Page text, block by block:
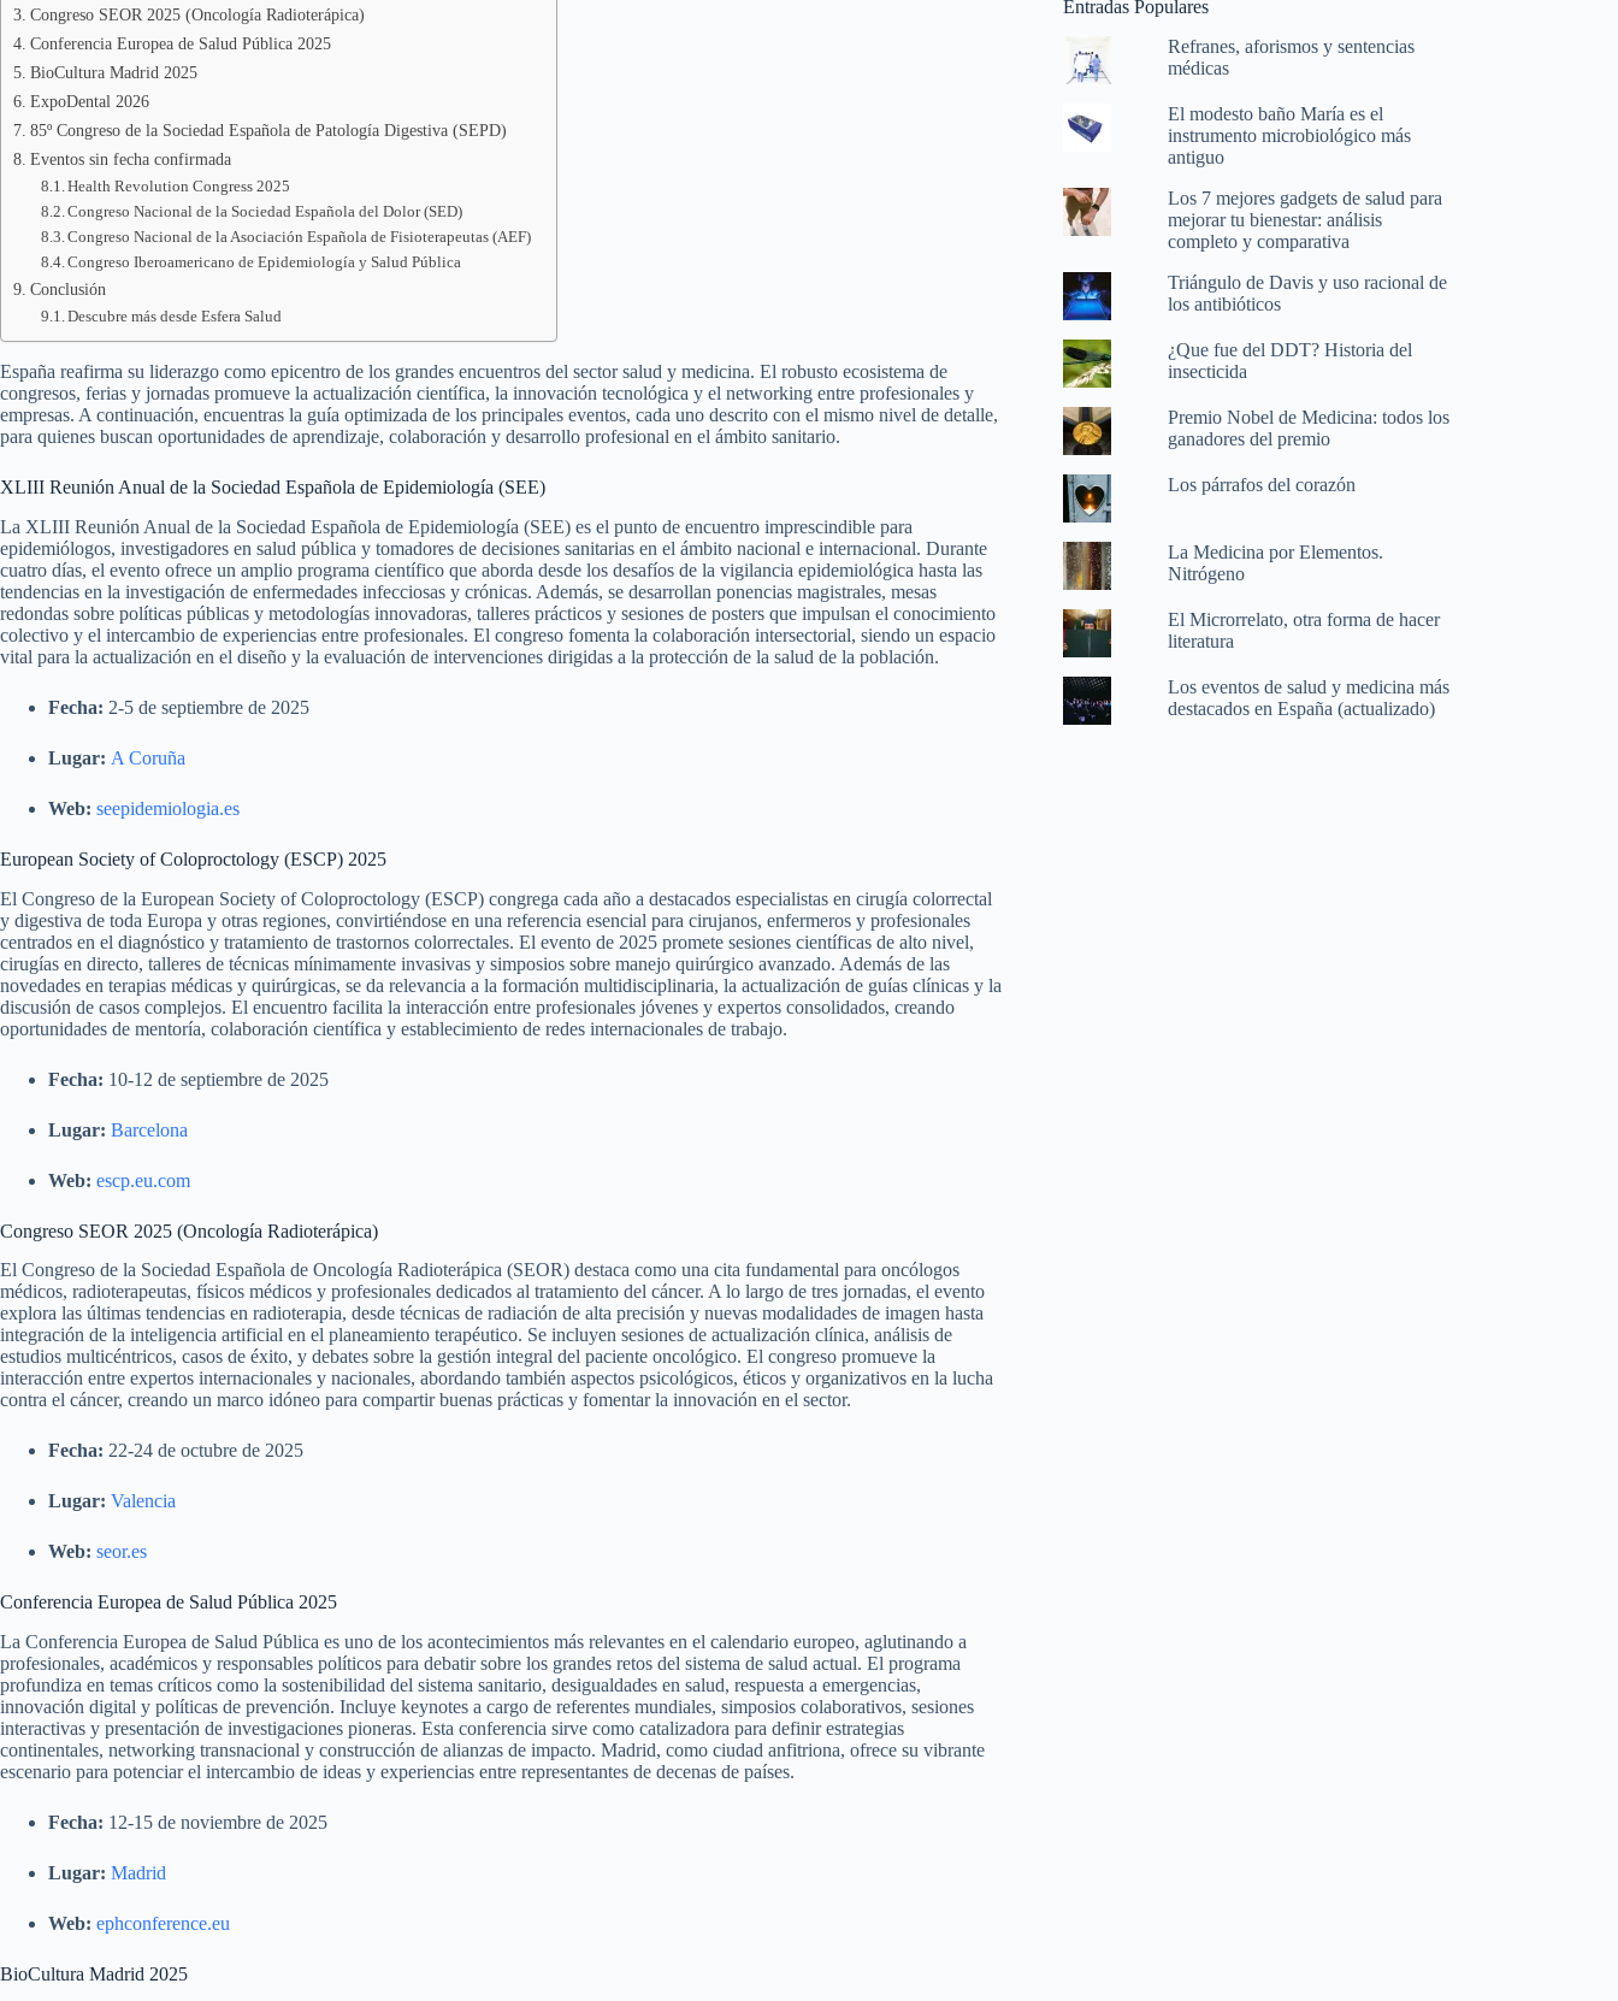
Congreso SEOR 2025 (Oncología Radioterápica)
Conferencia Europea de Salud Pública 2025
BioCultura Madrid 2025
ExpoDental 2026
85º Congreso de la Sociedad Española de Patología Digestiva (SEPD)
Eventos sin fecha confirmada
Health Revolution Congress 2025
Congreso Nacional de la Sociedad Española del Dolor (SED)
Congreso Nacional de la Asociación Española de Fisioterapeutas (AEF)
Congreso Iberoamericano de Epidemiología y Salud Pública
Conclusión
Descubre más desde Esfera Salud
España reafirma su liderazgo como epicentro de los grandes encuentros del sector salud y medicina. El robusto ecosistema de
congresos, ferias y jornadas promueve la actualización científica, la innovación tecnológica y el networking entre profesionales y
empresas. A continuación, encuentras la guía optimizada de los principales eventos, cada uno descrito con el mismo nivel de detalle,
para quienes buscan oportunidades de aprendizaje, colaboración y desarrollo profesional en el ámbito sanitario.
XLIII Reunión Anual de la Sociedad Española de Epidemiología (SEE)
La XLIII Reunión Anual de la Sociedad Española de Epidemiología (SEE) es el punto de encuentro imprescindible para
epidemiólogos, investigadores en salud pública y tomadores de decisiones sanitarias en el ámbito nacional e internacional. Durante
cuatro días, el evento ofrece un amplio programa científico que aborda desde los desafíos de la vigilancia epidemiológica hasta las
tendencias en la investigación de enfermedades infecciosas y crónicas. Además, se desarrollan ponencias magistrales, mesas
redondas sobre políticas públicas y metodologías innovadoras, talleres prácticos y sesiones de posters que impulsan el conocimiento
colectivo y el intercambio de experiencias entre profesionales. El congreso fomenta la colaboración intersectorial, siendo un espacio
vital para la actualización en el diseño y la evaluación de intervenciones dirigidas a la protección de la salud de la población.
Fecha: 2-5 de septiembre de 2025
Lugar: A Coruña
Web: seepidemiologia.es
European Society of Coloproctology (ESCP) 2025
El Congreso de la European Society of Coloproctology (ESCP) congrega cada año a destacados especialistas en cirugía colorrectal
y digestiva de toda Europa y otras regiones, convirtiéndose en una referencia esencial para cirujanos, enfermeros y profesionales
centrados en el diagnóstico y tratamiento de trastornos colorrectales. El evento de 2025 promete sesiones científicas de alto nivel,
cirugías en directo, talleres de técnicas mínimamente invasivas y simposios sobre manejo quirúrgico avanzado. Además de las
novedades en terapias médicas y quirúrgicas, se da relevancia a la formación multidisciplinaria, la actualización de guías clínicas y la
discusión de casos complejos. El encuentro facilita la interacción entre profesionales jóvenes y expertos consolidados, creando
oportunidades de mentoría, colaboración científica y establecimiento de redes internacionales de trabajo.
Fecha: 10-12 de septiembre de 2025
Lugar: Barcelona
Web: escp.eu.com
Congreso SEOR 2025 (Oncología Radioterápica)
El Congreso de la Sociedad Española de Oncología Radioterápica (SEOR) destaca como una cita fundamental para oncólogos
médicos, radioterapeutas, físicos médicos y profesionales dedicados al tratamiento del cáncer. A lo largo de tres jornadas, el evento
explora las últimas tendencias en radioterapia, desde técnicas de radiación de alta precisión y nuevas modalidades de imagen hasta
integración de la inteligencia artificial en el planeamiento terapéutico. Se incluyen sesiones de actualización clínica, análisis de
estudios multicéntricos, casos de éxito, y debates sobre la gestión integral del paciente oncológico. El congreso promueve la
interacción entre expertos internacionales y nacionales, abordando también aspectos psicológicos, éticos y organizativos en la lucha
contra el cáncer, creando un marco idóneo para compartir buenas prácticas y fomentar la innovación en el sector.
Fecha: 22-24 de octubre de 2025
Lugar: Valencia
Web: seor.es
Conferencia Europea de Salud Pública 2025
La Conferencia Europea de Salud Pública es uno de los acontecimientos más relevantes en el calendario europeo, aglutinando a
profesionales, académicos y responsables políticos para debatir sobre los grandes retos del sistema de salud actual. El programa
profundiza en temas críticos como la sostenibilidad del sistema sanitario, desigualdades en salud, respuesta a emergencias,
innovación digital y políticas de prevención. Incluye keynotes a cargo de referentes mundiales, simposios colaborativos, sesiones
interactivas y presentación de investigaciones pioneras. Esta conferencia sirve como catalizadora para definir estrategias
continentales, networking transnacional y construcción de alianzas de impacto. Madrid, como ciudad anfitriona, ofrece su vibrante
escenario para potenciar el intercambio de ideas y experiencias entre representantes de decenas de países.
Fecha: 12-15 de noviembre de 2025
Lugar: Madrid
Web: ephconference.eu
BioCultura Madrid 2025
Entradas Populares
Refranes, aforismos y sentencias
médicas
El modesto baño María es el
instrumento microbiológico más
antiguo
Los 7 mejores gadgets de salud para
mejorar tu bienestar: análisis
completo y comparativa
Triángulo de Davis y uso racional de
los antibióticos
¿Que fue del DDT? Historia del
insecticida
Premio Nobel de Medicina: todos los
ganadores del premio
Los párrafos del corazón
La Medicina por Elementos.
Nitrógeno
El Microrrelato, otra forma de hacer
literatura
Los eventos de salud y medicina más
destacados en España (actualizado)